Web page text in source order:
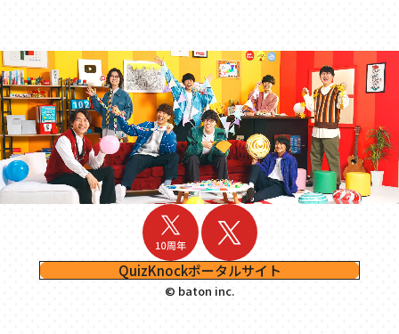
QuizKnockポータルサイト
© baton inc.